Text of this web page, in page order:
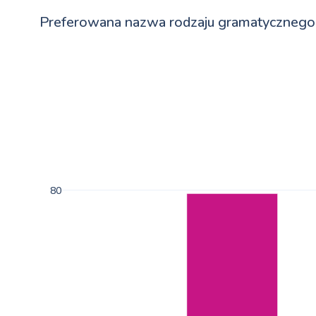
80
Preferowana nazwa rodzaju gramatycznego